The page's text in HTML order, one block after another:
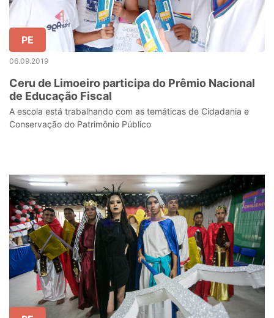
PE
06.09.2019
Ceru de Limoeiro participa do Prêmio Nacional
de Educação Fiscal
A escola está trabalhando com as temáticas de Cidadania e
Conservação do Patrimônio Público